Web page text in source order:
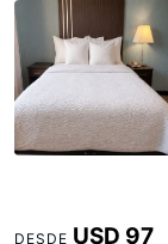
DESDE USD 97